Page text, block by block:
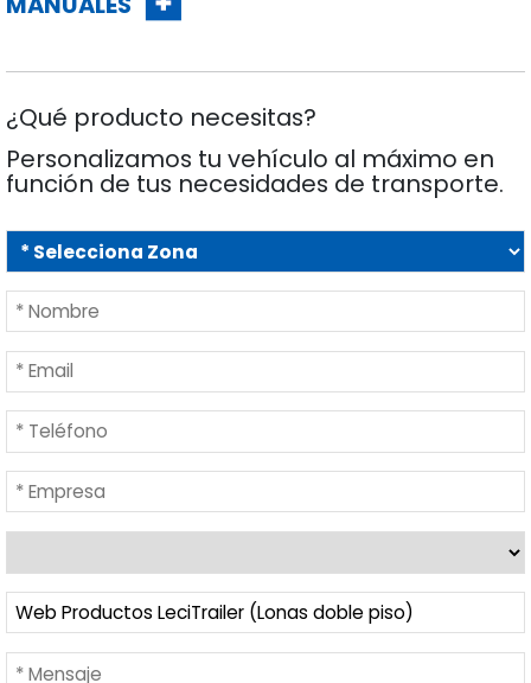
¿Qué producto necesitas?
Personalizamos tu vehículo al máximo en
función de tus necesidades de transporte.